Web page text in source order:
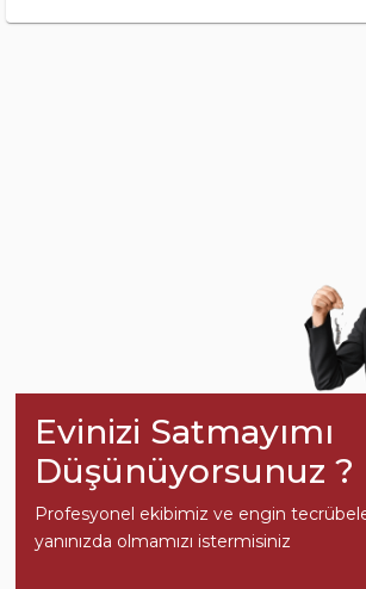
Evinizi Satmayımı
Düşünüyorsunuz ?
Profesyonel ekibimiz ve engin
yanınızda olmamızı istermisiniz